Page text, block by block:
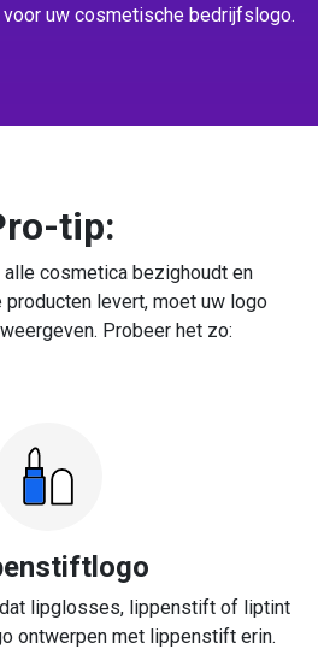
uw cosmetische bedrijfslogo.
tip:
cosmetica bezighoudt en
levert, moet uw logo
Probeer het zo:
lipglosses, lippenstift of liptint
ontwerpen met lippenstift erin.